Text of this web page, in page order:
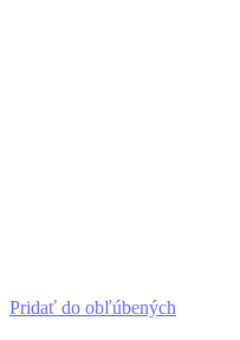
Pridať do obľúbených